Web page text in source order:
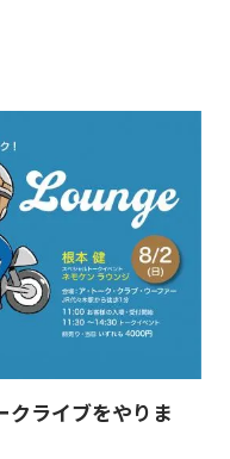
クライブをやりま